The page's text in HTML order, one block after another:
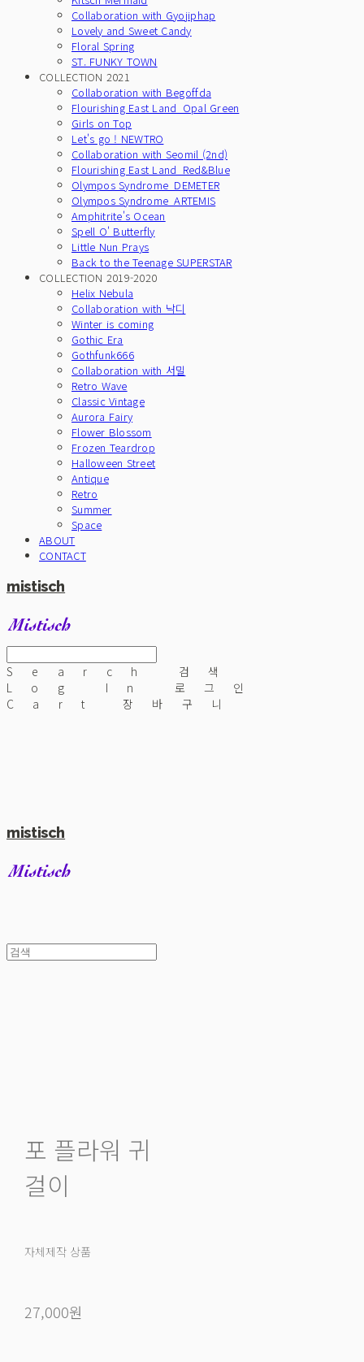
Collaboration with Gyojiphap
Lovely and Sweet Candy
Floral Spring
ST. FUNKY TOWN
COLLECTION 2021
Collaboration with Begoffda
Flourishing East Land_Opal Green
Girls on Top
Let's go ! NEWTRO
Collaboration with Seomil (2nd)
Flourishing East Land_Red&Blue
Olympos Syndrome_DEMETER
Olympos Syndrome_ARTEMIS
Amphitrite's Ocean
Spell O' Butterfly
Little Nun Prays
Back to the Teenage SUPERSTAR
COLLECTION 2019-2020
Helix Nebula
Collaboration with 낙디
Winter is coming
Gothic Era
Gothfunk666
Collaboration with 서밀
Retro Wave
Classic Vintage
Aurora Fairy
Flower Blossom
Frozen Teardrop
Halloween Street
Antique
Retro
Summer
Space
ABOUT
CONTACT
mistisch
Search
검색
Log In
로그인
Cart
장바구니
mistisch
포 플라워 귀
걸이
자체제작 상품
27,000원